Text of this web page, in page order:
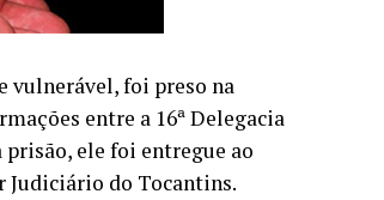
vulnerável, foi preso na
entre a 16ª Delegacia
ele foi entregue ao
Judiciário do Tocantins.